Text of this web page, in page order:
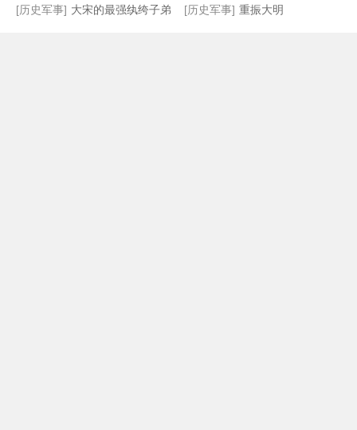
[历史军事] 大宋的最强纨绔子弟 [历史军事] 重振大明